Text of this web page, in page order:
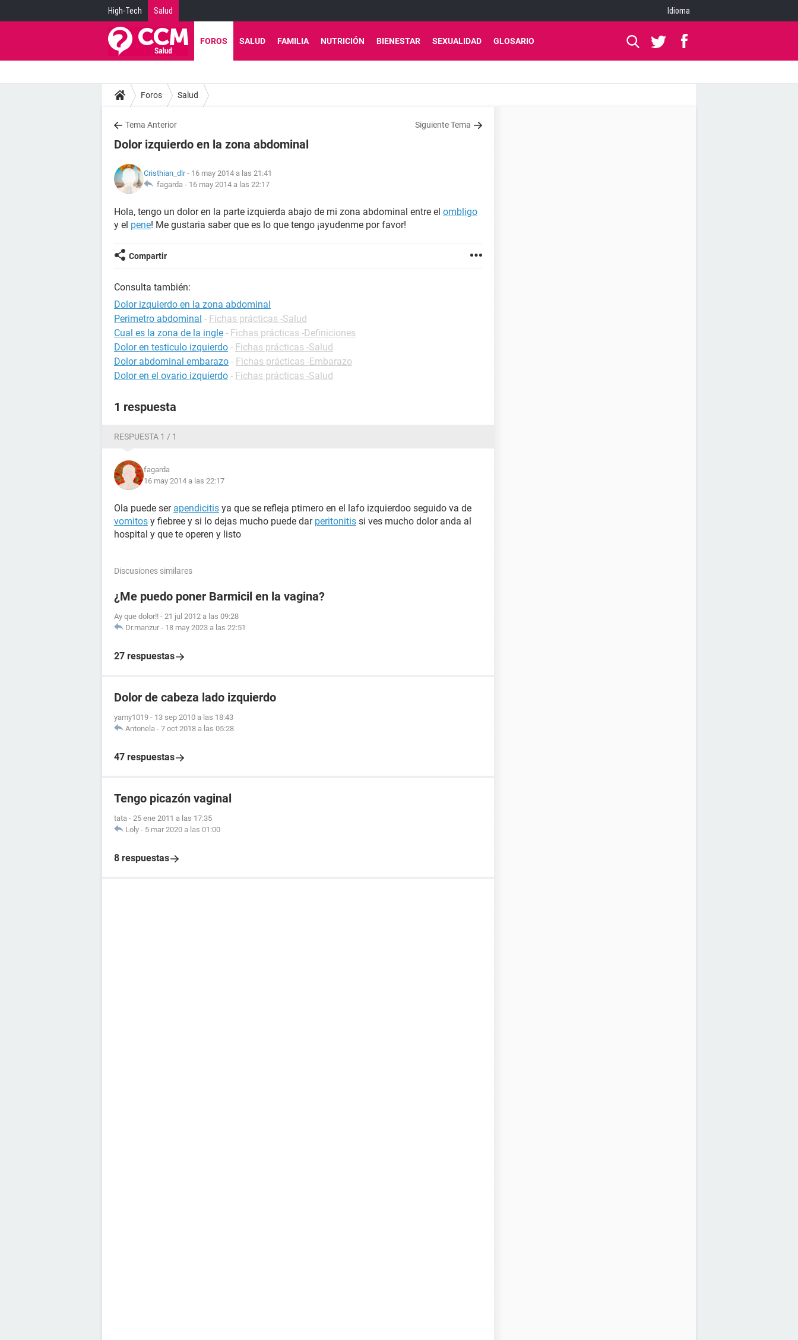
High-Tech Salud Idioma
FOROS SALUD FAMILIA NUTRICIÓN BIENESTAR SEXUALIDAD GLOSARIO
Foros Salud
Tema Anterior Siguiente Tema
Dolor izquierdo en la zona abdominal
Cristhian_dlr- 16 may 2014 a las 21:41
fagarda - 16 may 2014 a las 22:17
Hola, tengo un dolor en la parte izquierda abajo de mi zona abdominal entre el ombligo
y el pene! Me gustaria saber que es lo que tengo ¡ayudenme por favor!
Compartir
Consulta también:
Dolor izquierdo en la zona abdominal
Perimetro abdominal - Fichas prácticas -Salud
Cual es la zona de la ingle - Fichas prácticas -Definiciones
Dolor en testiculo izquierdo - Fichas prácticas -Salud
Dolor abdominal embarazo - Fichas prácticas -Embarazo
Dolor en el ovario izquierdo - Fichas prácticas -Salud
1 respuesta
RESPUESTA 1 / 1
fagarda
16 may 2014 a las 22:17
Ola puede ser apendicitis ya que se refleja ptimero en el lafo izquierdoo seguido va de
vomitos y fiebree y si lo dejas mucho puede dar peritonitis si ves mucho dolor anda al
hospital y que te operen y listo
Discusiones similares
¿Me puedo poner Barmicil en la vagina?
Ay que dolor!! - 21 jul 2012 a las 09:28
Dr.manzur - 18 may 2023 a las 22:51
27 respuestas
Dolor de cabeza lado izquierdo
yamy1019 - 13 sep 2010 a las 18:43
Antonela - 7 oct 2018 a las 05:28
47 respuestas
Tengo picazón vaginal
tata - 25 ene 2011 a las 17:35
Loly - 5 mar 2020 a las 01:00
8 respuestas